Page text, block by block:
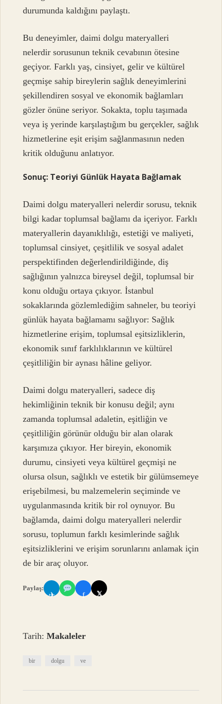
durumunda kaldığını paylaştı.
Bu deneyimler, daimi dolgu materyalleri
nelerdir sorusunun teknik cevabının ötesine
geçiyor. Farklı yaş, cinsiyet, gelir ve kültürel
geçmişe sahip bireylerin sağlık deneyimlerini
şekillendiren sosyal ve ekonomik bağlamları
gözler önüne seriyor. Sokakta, toplu taşımada
veya iş yerinde karşılaştığım bu gerçekler, sağlık
hizmetlerine eşit erişim sağlanmasının neden
kritik olduğunu anlatıyor.
Sonuç: Teoriyi Günlük Hayata Bağlamak
Daimi dolgu materyalleri nelerdir sorusu, teknik
bilgi kadar toplumsal bağlamı da içeriyor. Farklı
materyallerin dayanıklılığı, estetiği ve maliyeti,
toplumsal cinsiyet, çeşitlilik ve sosyal adalet
perspektifinden değerlendirildiğinde, diş
sağlığının yalnızca bireysel değil, toplumsal bir
konu olduğu ortaya çıkıyor. İstanbul
sokaklarında gözlemlediğim sahneler, bu teoriyi
günlük hayata bağlamamı sağlıyor: Sağlık
hizmetlerine erişim, toplumsal eşitsizliklerin,
ekonomik sınıf farklılıklarının ve kültürel
çeşitliliğin bir aynası hâline geliyor.
Daimi dolgu materyalleri, sadece diş
hekimliğinin teknik bir konusu değil; aynı
zamanda toplumsal adaletin, eşitliğin ve
çeşitliliğin görünür olduğu bir alan olarak
karşımıza çıkıyor. Her bireyin, ekonomik
durumu, cinsiyeti veya kültürel geçmişi ne
olursa olsun, sağlıklı ve estetik bir gülümsemeye
erişebilmesi, bu malzemelerin seçiminde ve
uygulanmasında kritik bir rol oynuyor. Bu
bağlamda, daimi dolgu materyalleri nelerdir
sorusu, toplumun farklı kesimlerinde sağlık
eşitsizliklerini ve erişim sorunlarını anlamak için
de bir araç oluyor.
Paylaş:
✈ f 𝕏
Tarih:Makaleler
bir dolgu ve